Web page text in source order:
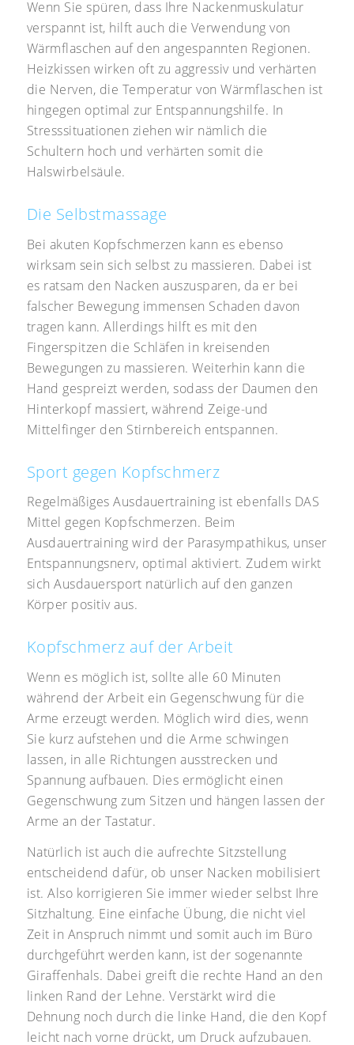
Wenn Sie spüren, dass Ihre Nackenmuskulatur
verspannt ist, hilft auch die Verwendung von
Wärmflaschen auf den angespannten Regionen.
Heizkissen wirken oft zu aggressiv und verhärten
die Nerven, die Temperatur von Wärmflaschen ist
hingegen optimal zur Entspannungshilfe. In
Stresssituationen ziehen wir nämlich die
Schultern hoch und verhärten somit die
Halswirbelsäule.
Die Selbstmassage
Bei akuten Kopfschmerzen kann es ebenso
wirksam sein sich selbst zu massieren. Dabei ist
es ratsam den Nacken auszusparen, da er bei
falscher Bewegung immensen Schaden davon
tragen kann. Allerdings hilft es mit den
Fingerspitzen die Schläfen in kreisenden
Bewegungen zu massieren. Weiterhin kann die
Hand gespreizt werden, sodass der Daumen den
Hinterkopf massiert, während Zeige-und
Mittelfinger den Stirnbereich entspannen.
Sport gegen Kopfschmerz
Regelmäßiges Ausdauertraining ist ebenfalls DAS
Mittel gegen Kopfschmerzen. Beim
Ausdauertraining wird der Parasympathikus, unser
Entspannungsnerv, optimal aktiviert. Zudem wirkt
sich Ausdauersport natürlich auf den ganzen
Körper positiv aus.
Kopfschmerz auf der Arbeit
Wenn es möglich ist, sollte alle 60 Minuten
während der Arbeit ein Gegenschwung für die
Arme erzeugt werden. Möglich wird dies, wenn
Sie kurz aufstehen und die Arme schwingen
lassen, in alle Richtungen ausstrecken und
Spannung aufbauen. Dies ermöglicht einen
Gegenschwung zum Sitzen und hängen lassen der
Arme an der Tastatur.
Natürlich ist auch die aufrechte Sitzstellung
entscheidend dafür, ob unser Nacken mobilisiert
ist. Also korrigieren Sie immer wieder selbst Ihre
Sitzhaltung. Eine einfache Übung, die nicht viel
Zeit in Anspruch nimmt und somit auch im Büro
durchgeführt werden kann, ist der sogenannte
Giraffenhals. Dabei greift die rechte Hand an den
linken Rand der Lehne. Verstärkt wird die
Dehnung noch durch die linke Hand, die den Kopf
leicht nach vorne drückt, um Druck aufzubauen.